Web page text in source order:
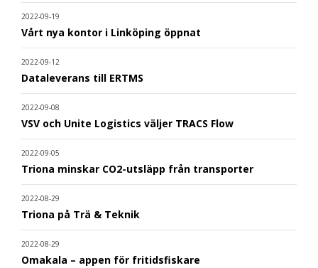
2022-09-19
Vårt nya kontor i Linköping öppnat
2022-09-12
Dataleverans till ERTMS
2022-09-08
VSV och Unite Logistics väljer TRACS Flow
2022-09-05
Triona minskar CO2-utsläpp från transporter
2022-08-29
Triona på Trä & Teknik
2022-08-29
Omakala – appen för fritidsfiskare